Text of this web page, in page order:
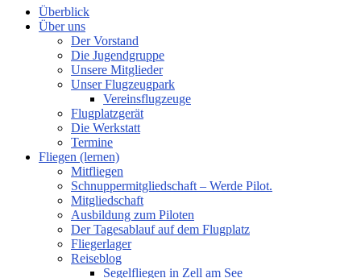
Überblick
Über uns
Der Vorstand
Die Jugendgruppe
Unsere Mitglieder
Unser Flugzeugpark
Vereinsflugzeuge
Flugplatzgerät
Die Werkstatt
Termine
Fliegen (lernen)
Mitfliegen
Schnuppermitgliedschaft – Werde Pilot.
Mitgliedschaft
Ausbildung zum Piloten
Der Tagesablauf auf dem Flugplatz
Fliegerlager
Reiseblog
Segelfliegen in Zell am See